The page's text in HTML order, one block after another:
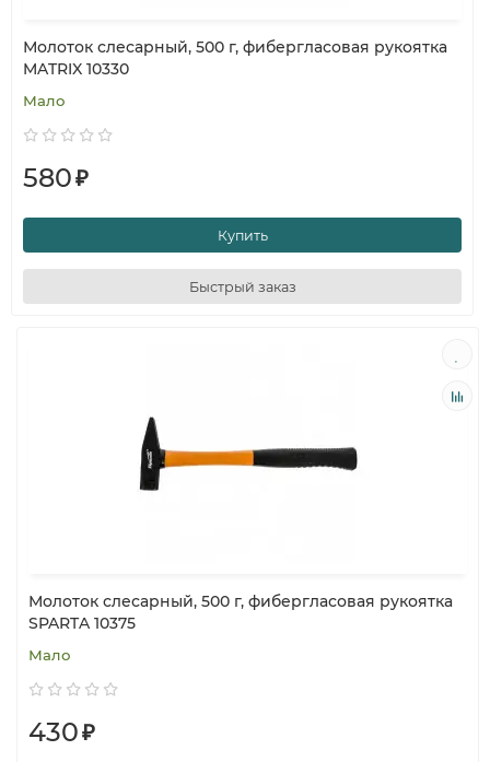
Молоток слесарный, 500 г, фибергласовая рукоятка
MATRIX 10330
Мало
580₽
Купить
Быстрый заказ
Молоток слесарный, 500 г, фибергласовая рукоятка
SPARTA 10375
Мало
430₽